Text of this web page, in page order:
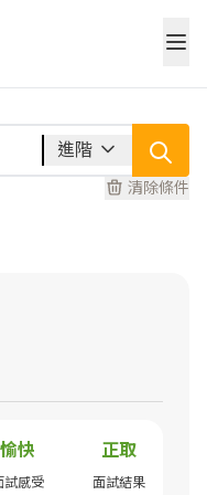
進階
清除條件
愉快
試感受
正取
面試結果